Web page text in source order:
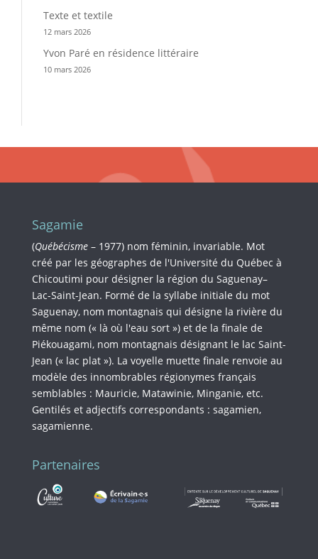
Texte et textile
12 mars 2026
Yvon Paré en résidence littéraire
10 mars 2026
Sagamie
(Québécisme – 1977) nom féminin, invariable. Mot
créé par les géographes de l'Université du Québec à
Chicoutimi pour désigner la région du Saguenay–
Lac-Saint-Jean. Formé de la syllabe initiale du mot
Saguenay, nom montagnais qui désigne la rivière du
même nom (« là où l'eau sort ») et de la finale de
Piékouagami, nom montagnais désignant le lac Saint-
Jean (« lac plat »). La voyelle muette finale renvoie au
modèle des innombrables régionymes français
semblables : Mauricie, Matawinie, Minganie, etc.
Gentilés et adjectifs correspondants : sagamien,
sagamienne.
Partenaires